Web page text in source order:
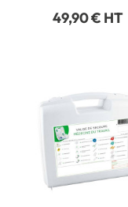
49,90 € HT